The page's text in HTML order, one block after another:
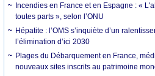
Incendies en France et en Espagne : «
toutes parts », selon l’ONU
Hépatite : l’OMS s’inquiète d’un
l’élimination d’ici 2030
Plages du Débarquement en France,
nouveaux sites inscrits au patrimoine